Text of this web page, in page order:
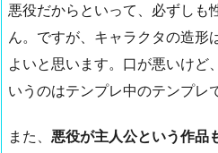
悪役だからといって、必ずしも
ん。ですが、キャラクタの造形
よいと思います。口が悪いけど
いうのはテンプレ中のテンプレ
また、 悪役が主人公という作品